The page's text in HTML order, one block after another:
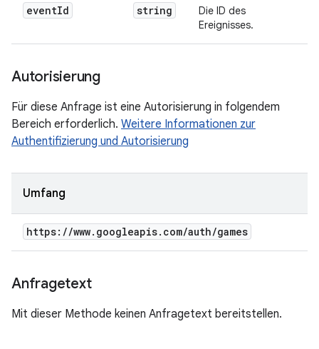
eventId string
Die ID des
Ereignisses.
Autorisierung
Für diese Anfrage ist eine Autorisierung in folgendem
Bereich erforderlich. Weitere Informationen zur
Authentifizierung und Autorisierung
Umfang
https: //www. googleapis. com/auth/games
Anfragetext
Mit dieser Methode keinen Anfragetext bereitstellen.